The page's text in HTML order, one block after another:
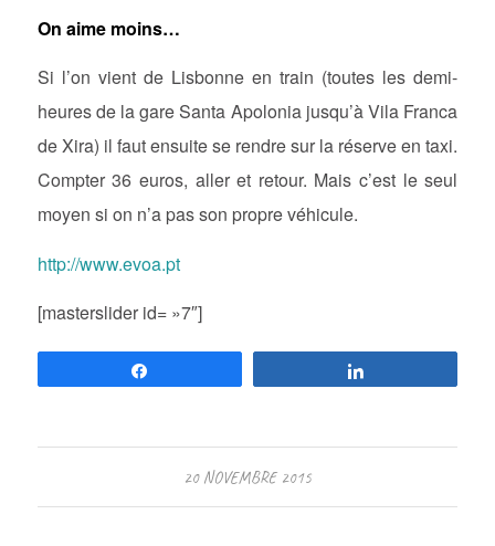
On aime moins…
Si l’on vient de Lisbonne en train (toutes les demi-
heures de la gare Santa Apolonia jusqu’à Vila Franca
de Xira) il faut ensuite se rendre sur la réserve en taxi.
Compter 36 euros, aller et retour. Mais c’est le seul
moyen si on n’a pas son propre véhicule.
http://www.evoa.pt
[masterslider id= »7″]
20 NOVEMBRE 2015